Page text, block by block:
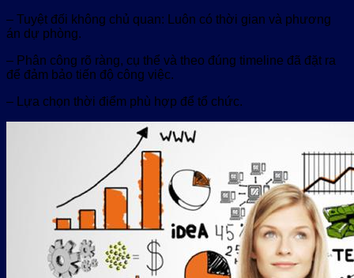
– Tuyệt đối không chủ quan: Luôn có thời gian và phương
án dự phòng.
– Phân công rõ ràng, cụ thể và theo đúng timeline đã đặt ra
để đảm bảo tiến độ công việc.
– Lựa chọn thời điểm phù hợp để tổ chức.